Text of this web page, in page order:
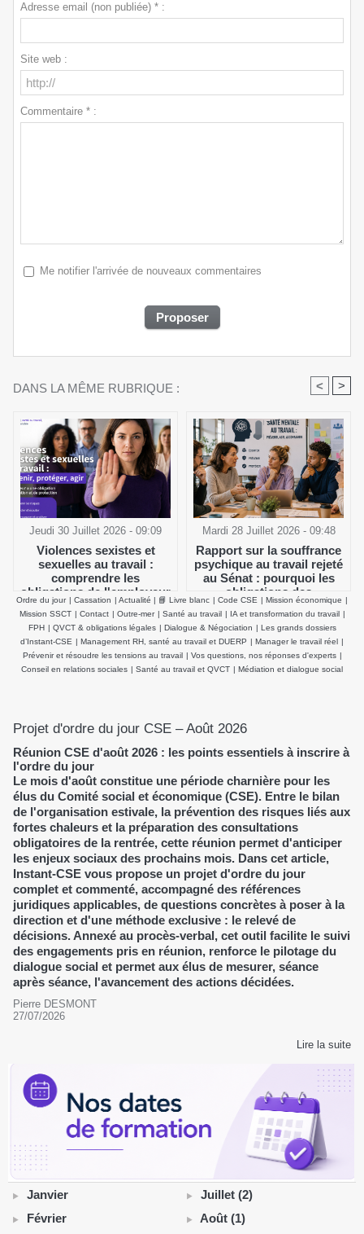
Adresse email (non publiée) * :
Site web :
Commentaire * :
Me notifier l'arrivée de nouveaux commentaires
DANS LA MÊME RUBRIQUE : < >
Jeudi 30 Juillet 2026 - 09:09
Violences sexistes et
sexuelles au travail :
comprendre les
obligations de l'employeur
et agir efficacement
Mardi 28 Juillet 2026 - 09:48
Rapport sur la souffrance
psychique au travail rejeté
au Sénat : pourquoi les
obligations des
employeurs et du CSE
demeurent inchangées
Ordre du jour | Cassation | Actualité | 📘 Livre blanc | Code CSE | Mission économique |
Mission SSCT | Contact | Outre-mer | Santé au travail | IA et transformation du travail |
FPH | QVCT & obligations légales | Dialogue & Négociation | Les grands dossiers
d’Instant-CSE | Management RH, santé au travail et DUERP | Manager le travail réel |
Prévenir et résoudre les tensions au travail | Vos questions, nos réponses d'experts |
Conseil en relations sociales | Santé au travail et QVCT | Médiation et dialogue social
Projet d'ordre du jour CSE – Août 2026
Réunion CSE d'août 2026 : les points essentiels à inscrire à
l'ordre du jour
Le mois d'août constitue une période charnière pour les
élus du Comité social et économique (CSE). Entre le bilan
de l'organisation estivale, la prévention des risques liés aux
fortes chaleurs et la préparation des consultations
obligatoires de la rentrée, cette réunion permet d'anticiper
les enjeux sociaux des prochains mois. Dans cet article,
Instant-CSE vous propose un projet d'ordre du jour
complet et commenté, accompagné des références
juridiques applicables, de questions concrètes à poser à la
direction et d'une méthode exclusive : le relevé de
décisions. Annexé au procès-verbal, cet outil facilite le suivi
des engagements pris en réunion, renforce le pilotage du
dialogue social et permet aux élus de mesurer, séance
après séance, l'avancement des actions décidées.
Pierre DESMONT
27/07/2026
Lire la suite
Janvier
Février
Juillet (2)
Août (1)